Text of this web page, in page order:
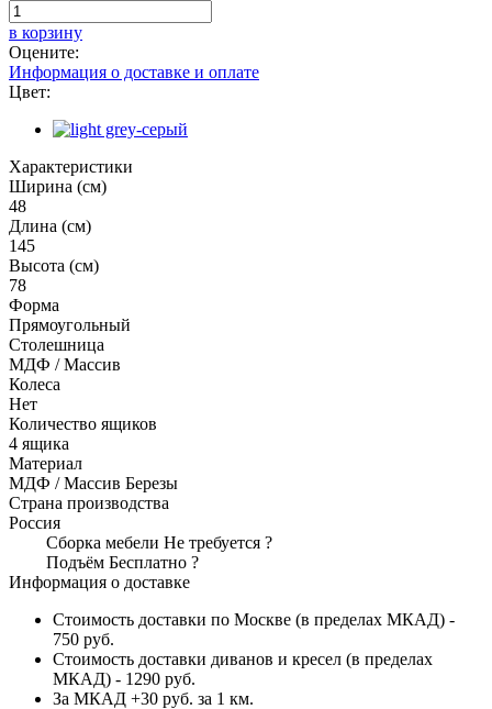
в корзину
Оцените:
Информация о доставке и оплате
Цвет:
Характеристики
Ширина (см)
48
Длина (см)
145
Высота (см)
78
Форма
Прямоугольный
Столешница
МДФ / Массив
Колеса
Нет
Количество ящиков
4 ящика
Материал
МДФ / Массив Березы
Страна производства
Россия
Сборка мебели Не требуется ?
Подъём Бесплатно ?
Информация о доставке
Стоимость доставки по Москве (в пределах МКАД) -
750 руб.
Стоимость доставки диванов и кресел (в пределах
МКАД) - 1290 руб.
За МКАД +30 руб. за 1 км.